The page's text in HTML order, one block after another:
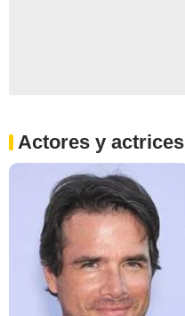
Actores y actrices